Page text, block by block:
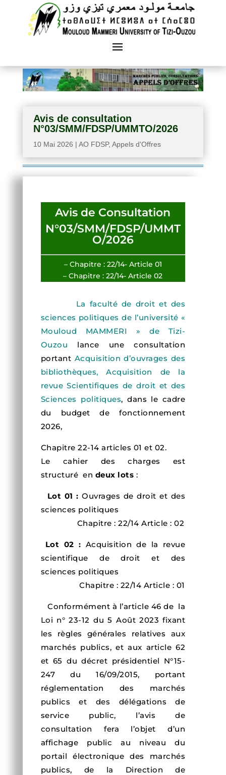
Avis de consultation
N°03/SMM/FDSP/UMMTO/2026
10 Mai 2026 | AO FDSP, Appels d'Offres
Avis de Consultation
N°03/SMM/FDSP/UMMT
O/2026
– Chapitre : 22/14- Article 01
– Chapitre : 22/14- Article 02
La faculté de droit et des
sciences politiques de l’université «
Mouloud MAMMERI » de Tizi-
Ouzou lance une consultation
portant Acquisition d’ouvrages des
bibliothèques, Acquisition de la
revue Scientifiques de droit et des
Sciences politiques, dans le cadre
du budget de fonctionnement
2026,
Chapitre 22-14 articles 01 et 02.
Le cahier des charges est
structuré en deux lots :
Lot 01 : Ouvrages de droit et des
sciences politiques
Chapitre : 22/14 Article : 02
Lot 02 : Acquisition de la revue
scientifique de droit et des
sciences politiques
Chapitre : 22/14 Article : 01
Conformément à l’article 46 de la
Loi n° 23-12 du 5 Août 2023 fixant
les règles générales relatives aux
marchés publics, et aux article 62
et 65 du décret présidentiel N°15-
247 du 16/09/2015, portant
réglementation des marchés
publics et des délégations de
service public, l’avis de
consultation fera l’objet d’un
affichage public au niveau du
portail électronique des marchés
publics, de la Direction de